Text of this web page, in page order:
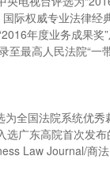
际权威专业法律经
年度业务成果
最高人民法院“一
全国法院系统优秀
广东高院首次发
Law Journal/商法